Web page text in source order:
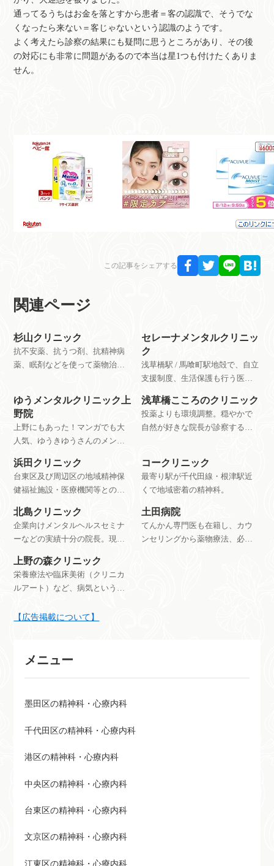
通ってるうちはお金を落とすから患者＝客の認識で、そうでな
くなったら来ない＝客じゃないという認識のようです。
よく考えたら診察の結果にも疑問に思うところがあり、その後
の対応にも非常に問題があるので本当は星1つも付けたくありま
せん。
この記事をシェアする
関連ページ
杉山クリニック
抗不安薬、抗うつ剤、抗精神病
薬、眠剤などを使って薬物治療
投薬をすすめないとのこと。
セレーナメンタルクリニッ
ク
浅草橋駅 / 馬喰町駅地殻で、自立
支援制度、生活保護も行う医療
ゆうメンタルクリニック上
野院
上野にもあった！マンガでも大
人気、ゆうきゆうさんのメンタ
も評判がいいことがわかります
ね。
浅草橋こころのクリニック
投薬よりも環境調整。穏やかで
自然が好きな院長が診察する、
浜田クリニック
台東区及び周辺区の地域精神保
健福祉施設・医療機関等との連
ます。
コークリニック
最寄り駅が千代田線・根津駅近
くで地域密着の精神科。
北島クリニック
企業向けメンタルヘルスセミナ
ーなどの実績十分の院長。現
公式HPを確認。
土田病院
てんかん専門医も在籍し、カウ
ンセリングから薬物療法、必要
上野の森クリニック
栄養療法や臨床美術（クリニカ
ルアート）など、病気というよ
行うクリニック。
【広告掲載について】
メニュー
墨田区の精神科・心療内科
千代田区の精神科・心療内科
港区の精神科・心療内科
中央区の精神科・心療内科
台東区の精神科・心療内科
文京区の精神科・心療内科
江東区の精神科・心療内科